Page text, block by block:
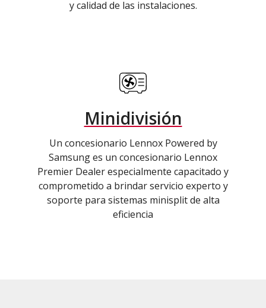
y calidad de las instalaciones.
Minidivisión
Un concesionario Lennox Powered by
Samsung es un concesionario Lennox
Premier Dealer especialmente capacitado y
comprometido a brindar servicio experto y
soporte para sistemas minisplit de alta
eficiencia